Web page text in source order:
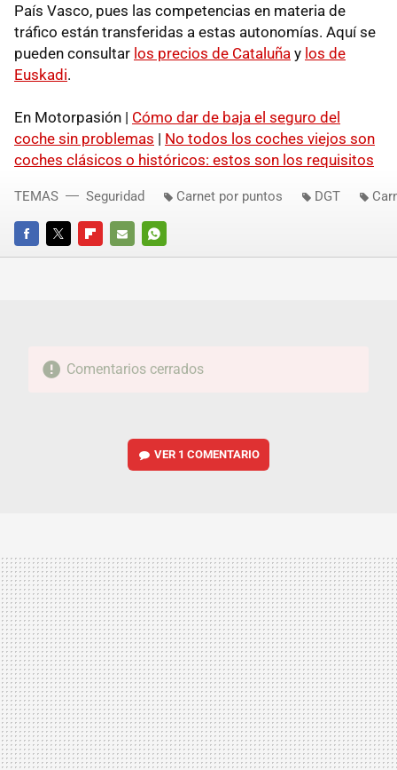
País Vasco, pues las competencias en materia de
tráfico están transferidas a estas autonomías. Aquí se
pueden consultar los precios de Cataluña y los de
Euskadi.
En Motorpasión | Cómo dar de baja el seguro del
coche sin problemas | No todos los coches viejos son
coches clásicos o históricos: estos son los requisitos
FACEBOOKTWITTERFLIPBOARD
E-
WHATSAPP
TEMAS Seguridad Carnet por puntos DGT
Comentarios cerrados
VER 1 COMENTARIO